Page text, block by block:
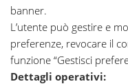
banner.
L’utente può gestire e
preferenze, revocare il
funzione “Gestisci
Dettagli operativi: